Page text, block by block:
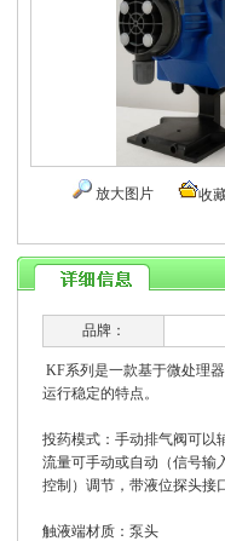
放大图片 收
品牌：
KF系列是一款基于微处理
运行稳定的特点。
投药模式：手动排气阀可以
流量可手动或自动（信号输
控制）调节，带液位探头接
触液端材质：泵头